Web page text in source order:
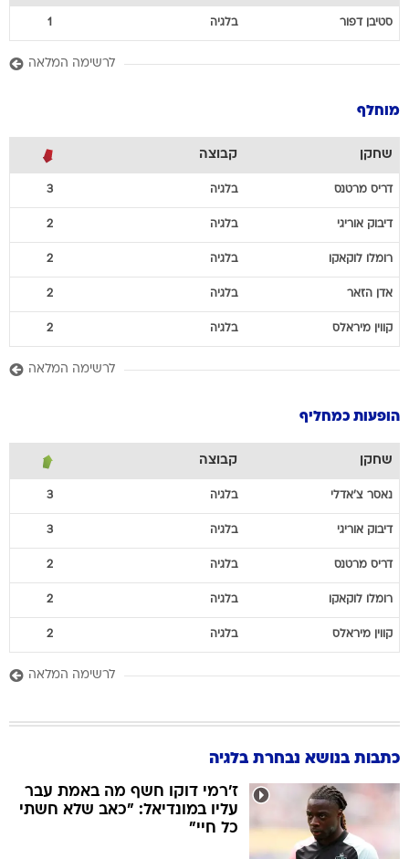
סטיבן דפור בלגיה 1
לרשימה המלאה
מוחלף
שחקן קבוצה
דריס מרטנס בלגיה 3
דיבוק אוריגי בלגיה 2
רומלו לוקאקו בלגיה 2
אדן הזאר בלגיה 2
קווין מיראלס בלגיה 2
לרשימה המלאה
הופעות כמחליף
שחקן קבוצה
נאסר צ'אדלי בלגיה 3
דיבוק אוריגי בלגיה 3
דריס מרטנס בלגיה 2
רומלו לוקאקו בלגיה 2
קווין מיראלס בלגיה 2
לרשימה המלאה
כתבות בנושא נבחרת בלגיה
ז'רמי דוקו חשף מה באמת עבר
עליו במונדיאל: "כאב שלא חשתי
כל חיי"